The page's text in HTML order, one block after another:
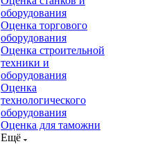
оборудования
Оценка торгового
оборудования
Оценка строительной
техники и
оборудования
Оценка
технологического
оборудования
Оценка для таможни
Ещё